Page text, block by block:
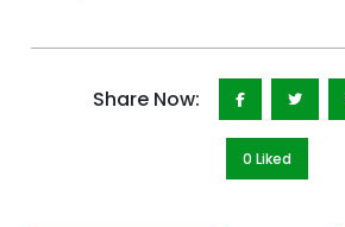
Share Now:
0 Liked